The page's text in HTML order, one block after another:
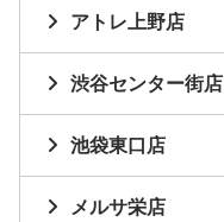
アトレ上野店
渋谷センター街店
池袋東口店
メルサ栄店